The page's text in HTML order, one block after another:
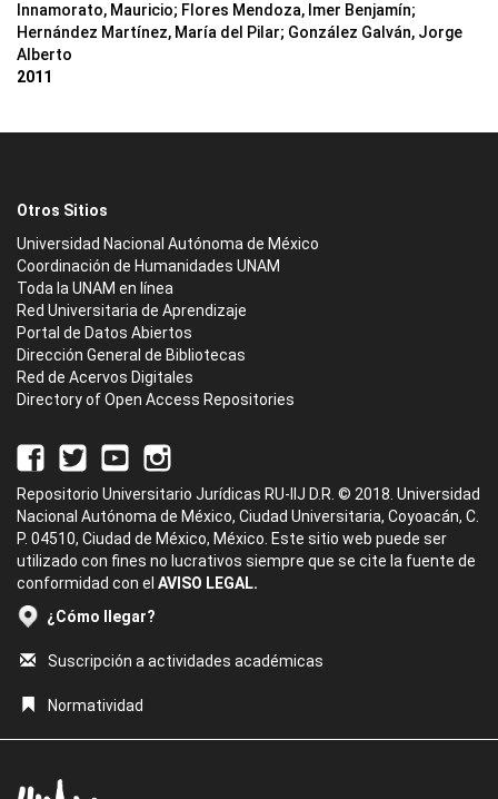
Innamorato, Mauricio; Flores Mendoza, Imer Benjamín;
Hernández Martínez, María del Pilar; González Galván, Jorge
Alberto
2011
Otros Sitios
Universidad Nacional Autónoma de México
Coordinación de Humanidades UNAM
Toda la UNAM en línea
Red Universitaria de Aprendizaje
Portal de Datos Abiertos
Dirección General de Bibliotecas
Red de Acervos Digitales
Directory of Open Access Repositories
Repositorio Universitario Jurídicas RU-IIJ D.R. © 2018. Universidad
Nacional Autónoma de México, Ciudad Universitaria, Coyoacán, C.
P. 04510, Ciudad de México, México. Este sitio web puede ser
utilizado con fines no lucrativos siempre que se cite la fuente de
conformidad con el AVISO LEGAL.
¿Cómo llegar?
Suscripción a actividades académicas
Normatividad